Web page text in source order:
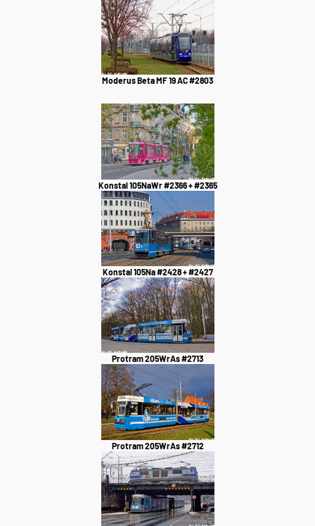
Moderus Beta MF 19 AC #2803
Konstal 105NaWr #2366 + #2365
Konstal 105Na #2428 + #2427
Protram 205WrAs #2713
Protram 205WrAs #2712